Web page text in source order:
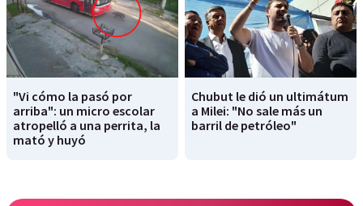
"Vi cómo la pasó por
arriba": un micro escolar
atropelló a una perrita, la
mató y huyó
Chubut le dió un ultimátum
a Milei: "No sale más un
barril de petróleo"